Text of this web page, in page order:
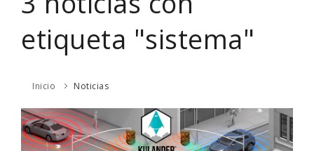
REVIEWS
ACERCA
CONTACTO
ENGLISH
etiqueta "sistema"
Inicio Noticias